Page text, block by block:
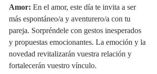
Amor: En el amor, este día te invita a ser
más espontáneo/a y aventurero/a con tu
pareja. Sorpréndele con gestos inesperados
y propuestas emocionantes. La emoción y la
novedad revitalizarán vuestra relación y
fortalecerán vuestro vínculo.